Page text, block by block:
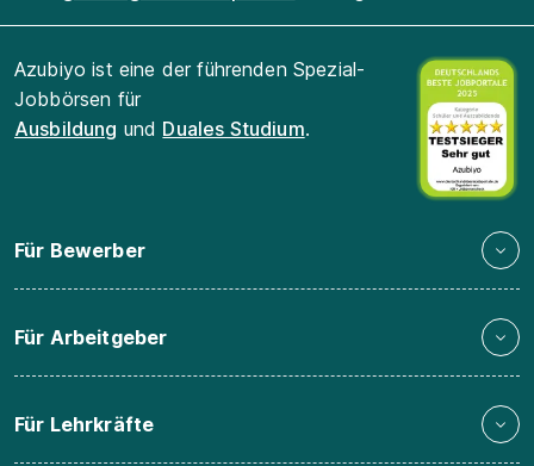
Azubiyo ist eine der führenden Spezial-
Jobbörsen für
Ausbildung und Duales Studium.
Für Bewerber
Für Arbeitgeber
Für Lehrkräfte